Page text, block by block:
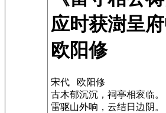
应时获澍呈府
欧阳修
宋代 欧阳修
古木郁沉沉，祠亭相衮临。
雷驱山外响，云结日边阴。